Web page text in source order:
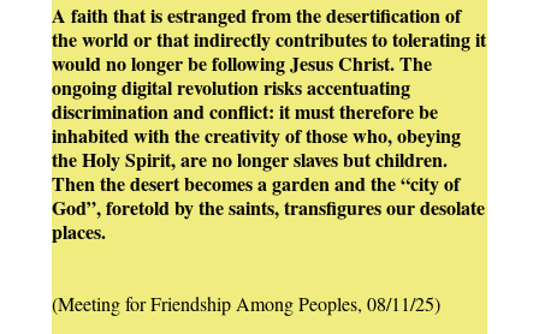
A faith that is estranged from the desertification of
the world or that indirectly contributes to tolerating it
would no longer be following Jesus Christ. The
ongoing digital revolution risks accentuating
discrimination and conflict: it must therefore be
inhabited with the creativity of those who, obeying
the Holy Spirit, are no longer slaves but children.
Then the desert becomes a garden and the “city of
God”, foretold by the saints, transfigures our desolate
places.
(Meeting for Friendship Among Peoples, 08/11/25)